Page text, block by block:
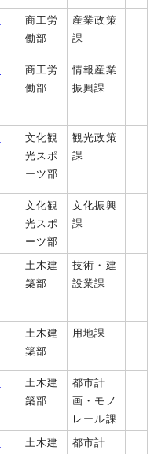
商工労
働部
産業政策
課
商工労
働部
情報産業
振興課
文化観
光スポ
ーツ部
観光政策
課
文化観
光スポ
ーツ部
文化振興
課
土木建
築部
技術・建
設業課
土木建
築部
用地課
土木建
築部
都市計
画・モノ
レール課
土木建
都市計